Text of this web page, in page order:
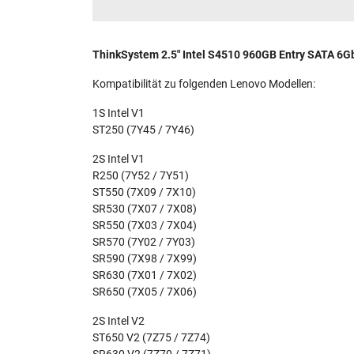
ThinkSystem 2.5" Intel S4510 960GB Entry SATA
Kompatibilität zu folgenden Lenovo Modellen:
1S Intel V1
ST250 (7Y45 / 7Y46)
2S Intel V1
R250 (7Y52 / 7Y51)
ST550 (7X09 / 7X10)
SR530 (7X07 / 7X08)
SR550 (7X03 / 7X04)
SR570 (7Y02 / 7Y03)
SR590 (7X98 / 7X99)
SR630 (7X01 / 7X02)
SR650 (7X05 / 7X06)
2S Intel V2
ST650 V2 (7Z75 / 7Z74)